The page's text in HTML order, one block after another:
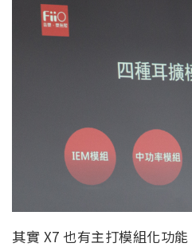
其實 X7 也有主打模組化功